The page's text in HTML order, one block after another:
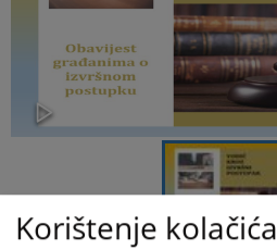
Korištenje kolačića